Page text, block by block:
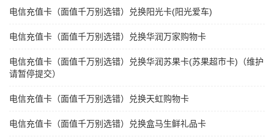
电信充值卡（面值千万别选错）兑换阳光卡(阳光爱车)
电信充值卡（面值千万别选错）兑换华润万家购物卡
电信充值卡（面值千万别选错）兑换华润苏果卡(苏果超市卡)（维护
请暂停提交）
电信充值卡（面值千万别选错）兑换天虹购物卡
电信充值卡（面值千万别选错）兑换盒马生鲜礼品卡